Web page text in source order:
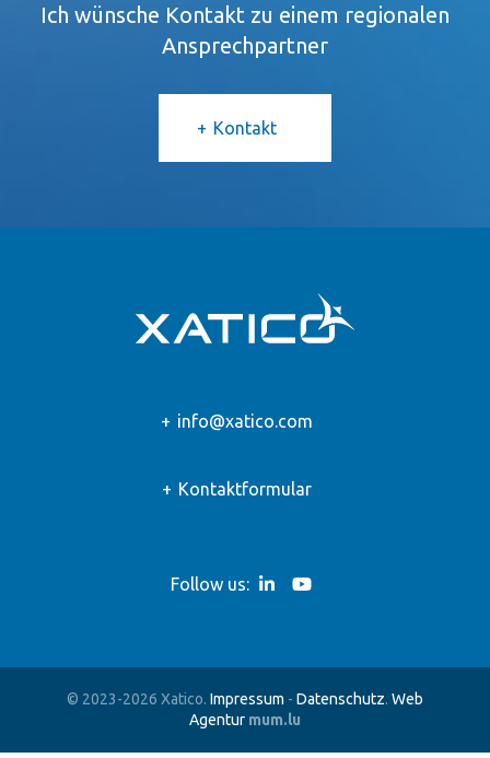
Ich wünsche Kontakt zu einem regionalen
Ansprechpartner
Kontakt
info@xatico.com
Kontaktformular
Follow us:
© 2023-2026 Xatico. Impressum - Datenschutz. Web
Agentur mum.lu